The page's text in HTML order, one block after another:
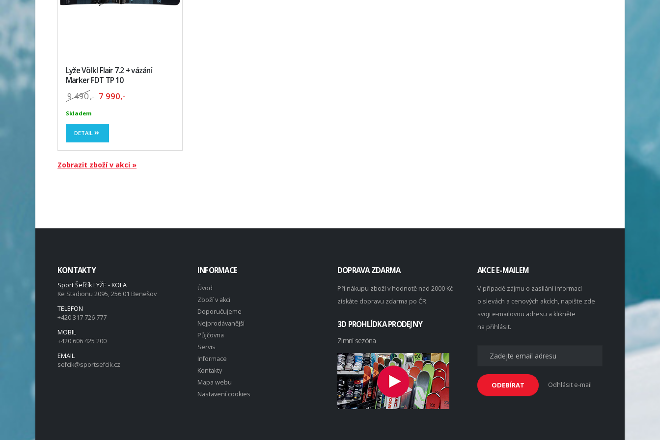
Lyže Völkl Flair 7.2 + vázání
Marker FDT TP 10
9 490,- 7 990,-
Skladem
DETAIL
Zobrazit zboží v akci »
KONTAKTY
Sport Šefčík LYŽE - KOLA
Ke Stadionu 2095, 256 01 Benešov
TELEFON
+420 317 726 777
MOBIL
+420 606 425 200
EMAIL
sefcik@sportsefcik.cz
INFORMACE
Úvod
Zboží v akci
Doporučujeme
Nejprodávanější
Půjčovna
Servis
Informace
Kontakty
Mapa webu
Nastavení cookies
DOPRAVA ZDARMA
Při nákupu zboží v hodnotě nad 2000 Kč
získáte dopravu zdarma po ČR.
3D PROHLÍDKA PRODEJNY
Zimní sezóna
AKCE E-MAILEM
V případě zájmu o zasílání informací
o slevách a cenových akcích, napište zde
svoji e-mailovou adresu a klikněte
na přihlásit.
ODEBÍRAT Odhlásit e-mail